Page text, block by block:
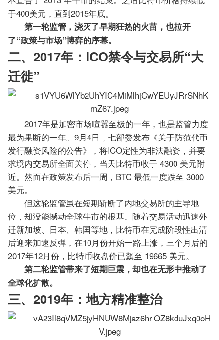
于400美元，直到2015年底。
第一轮监管，浇灭了早期狂热的火苗，也拉开
了“政策与市场”博弈的序幕。
二、2017年：ICO禁令与交易所“大
迁徙”
2017年是加密市场喧嚣至极的一年，也是监管力度
最为果断的一年。9月4日，七部委发布《关于防范代币
发行融资风险的公告》，将ICO定性为非法融资，并要
求境内交易所全面关停，当天比特币收于 4300 美元附
近。然而在政策发布后一周，BTC 最低一度跌至 3000
美元。
但这轮监管虽在短期斩断了内地交易所的主导地
位，却没能撼动全球牛市的根基。随着交易活动迅速外
迁新加坡、日本、韩国等地，比特币在完成阶段性出清
后迎来加速反弹，在10月份开始一路上涨，三个月后的
2017年12月份，比特币收盘价已飙至 19665 美元。
第二轮监管带来了短期巨震，却也在无形中推动了
全球化扩散。
三、2019年：地方精准整治